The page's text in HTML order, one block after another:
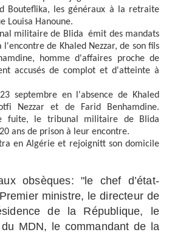
Bouteflika, les généraux à la retraite
Louisa Hanoune.
militaire de Blida émit des mandats
de Khaled Nezzar, de son fils
homme d'affaires proche de
accusés de complot et d'atteinte à
septembre en l'absence de Khaled
Nezzar et de Farid Benhamdine.
fuite, le tribunal militaire de Blida
ans de prison à leur encontre.
en Algérie et rejoignitt son domicile
obsèques: "le chef d’état-
ministre, le directeur de
de la République, le
MDN, le commandant de la